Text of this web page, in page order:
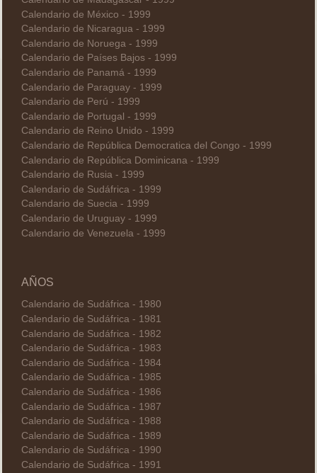
Calendario de México - 1999
Calendario de Nicaragua - 1999
Calendario de Noruega - 1999
Calendario de Países Bajos - 1999
Calendario de Panamá - 1999
Calendario de Paraguay - 1999
Calendario de Perú - 1999
Calendario de Portugal - 1999
Calendario de Reino Unido - 1999
Calendario de República Democratica del Congo - 1999
Calendario de República Dominicana - 1999
Calendario de Rusia - 1999
Calendario de Sudáfrica - 1999
Calendario de Suecia - 1999
Calendario de Uruguay - 1999
Calendario de Venezuela - 1999
AÑOS
Calendario de Sudáfrica - 1980
Calendario de Sudáfrica - 1981
Calendario de Sudáfrica - 1982
Calendario de Sudáfrica - 1983
Calendario de Sudáfrica - 1984
Calendario de Sudáfrica - 1985
Calendario de Sudáfrica - 1986
Calendario de Sudáfrica - 1987
Calendario de Sudáfrica - 1988
Calendario de Sudáfrica - 1989
Calendario de Sudáfrica - 1990
Calendario de Sudáfrica - 1991